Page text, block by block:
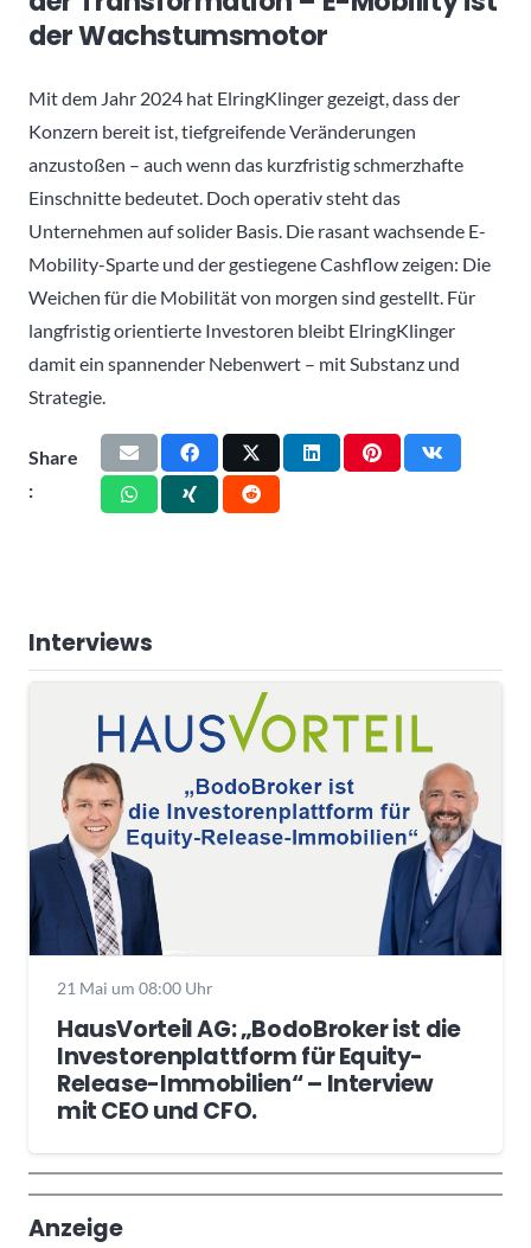
der Wachstumsmotor
Mit dem Jahr 2024 hat ElringKlinger gezeigt, dass der
Konzern bereit ist, tiefgreifende Veränderungen
anzustoßen – auch wenn das kurzfristig schmerzhafte
Einschnitte bedeutet. Doch operativ steht das
Unternehmen auf solider Basis. Die rasant wachsende E-
Mobility-Sparte und der gestiegene Cashflow zeigen: Die
Weichen für die Mobilität von morgen sind gestellt. Für
langfristig orientierte Investoren bleibt ElringKlinger
damit ein spannender Nebenwert – mit Substanz und
Strategie.
Share
:
Interviews
21 Mai um 08:00 Uhr
HausVorteil AG: „BodoBroker ist die
Investorenplattform für Equity-
Release-Immobilien“ – Interview
mit CEO und CFO.
Wochenrückblick
Trendthemen
Anzeige